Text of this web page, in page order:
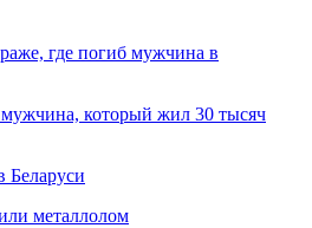
где погиб мужчина в
который жил 30 тысяч
Беларуси
металлолом